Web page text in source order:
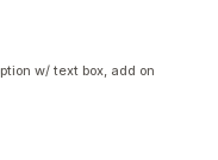
w/ text box, add on